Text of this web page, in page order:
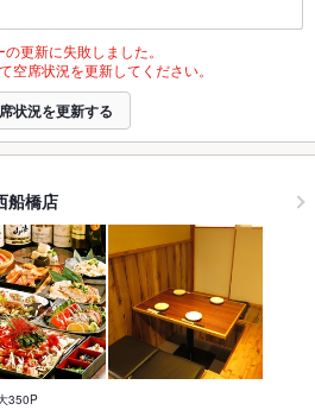
更新に失敗しました。
空席状況を更新してください。
状況を更新する
船橋店
350P